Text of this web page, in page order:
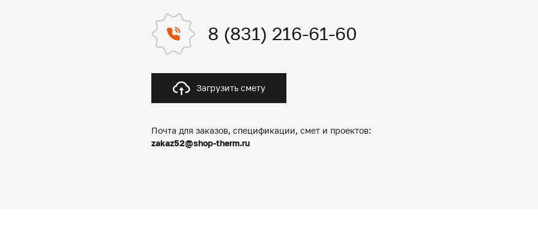
8 (831) 216-61-60
Загрузить смету
Почта для заказов, спецификации, смет и проектов:
zakaz52@shop-therm.ru